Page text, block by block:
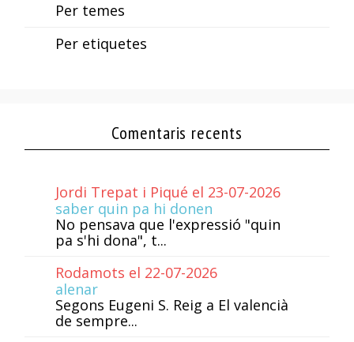
Per temes
Per etiquetes
Comentaris recents
Jordi Trepat i Piqué el 23-07-2026
saber quin pa hi donen
No pensava que l'expressió "quin
pa s'hi dona", t...
Rodamots el 22-07-2026
alenar
Segons Eugeni S. Reig a El valencià
de sempre...